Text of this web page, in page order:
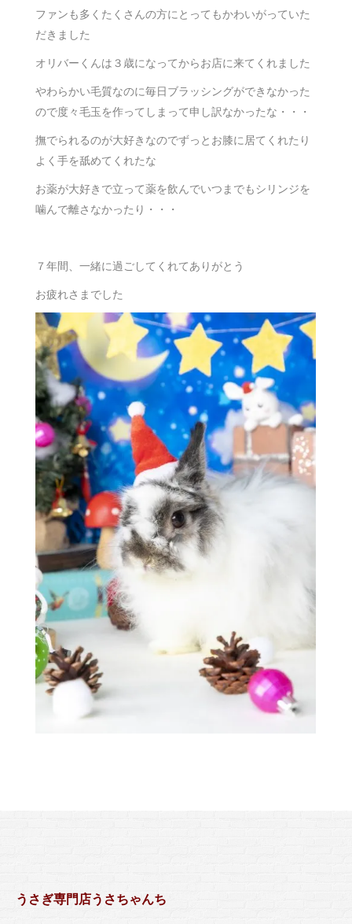
ファンも多くたくさんの方にとってもかわいがっていた
だきました
オリバーくんは３歳になってからお店に来てくれました
やわらかい毛質なのに毎日ブラッシングができなかった
ので度々毛玉を作ってしまって申し訳なかったな・・・
撫でられるのが大好きなのでずっとお膝に居てくれたり
よく手を舐めてくれたな
お薬が大好きで立って薬を飲んでいつまでもシリンジを
噛んで離さなかったり・・・
７年間、一緒に過ごしてくれてありがとう
お疲れさまでした
うさぎ専門店うさちゃんち